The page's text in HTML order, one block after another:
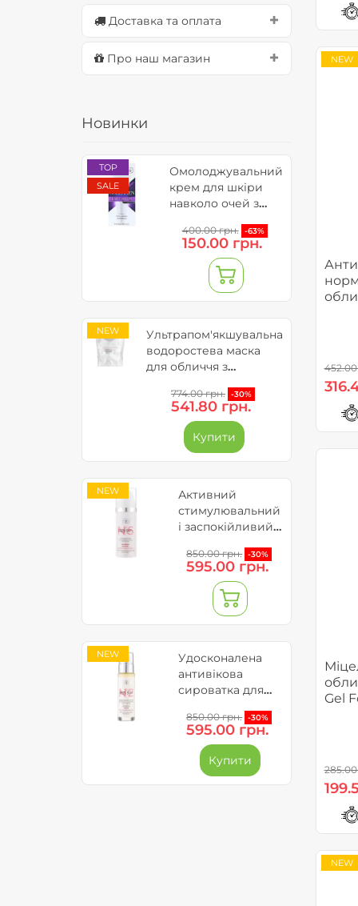
Доставка та оплата
Про наш магазин
Новинки
TOP
SALE
Омолоджувальний
крем для шкіри
навколо очей з
вітаміном С - Neuro
Collagen (до
09.2026)
400.00 грн. -63%
150.00 грн.
NEW
Ультрапом'якшувальна
водоростева маска
для обличчя з
(запасний блок)
Bielenda Professional
Ultra Soothing Algae
Fase Mask
774.00 грн. -30%
541.80 грн.
Купити
NEW
Активний
стимулювальний
і заспокійливий
обличчя - RETI
5GFs
850.00 грн. -30%
595.00 грн.
NEW
Удосконалена
антивікова
сироватка для
5GFs
850.00 грн. -30%
595.00 грн.
Купити
NEW
Gel
NEW